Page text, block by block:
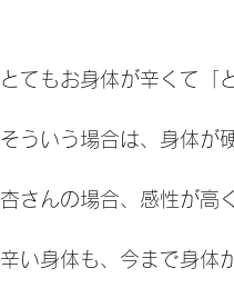
とてもお身体が辛くて「
そういう場合は、身体が
杏さんの場合、感性が高
辛い身体も、今まで身体